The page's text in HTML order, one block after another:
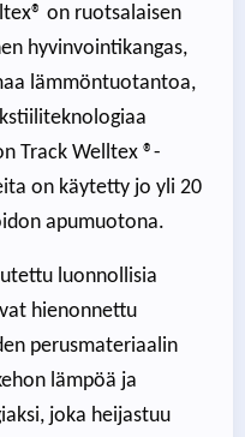
on ruotsalaisen
hyvinvointikangas,
lämmöntuotantoa,
Track Welltex ®-
on käytetty jo yli 20
apumuotona.
luonnollisia
hienonnettu
perusmateriaalin
lämpöä ja
joka heijastuu